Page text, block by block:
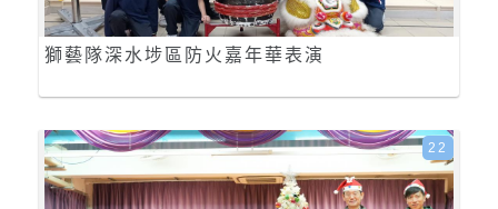
獅藝隊深水埗區防火嘉年華表演
22